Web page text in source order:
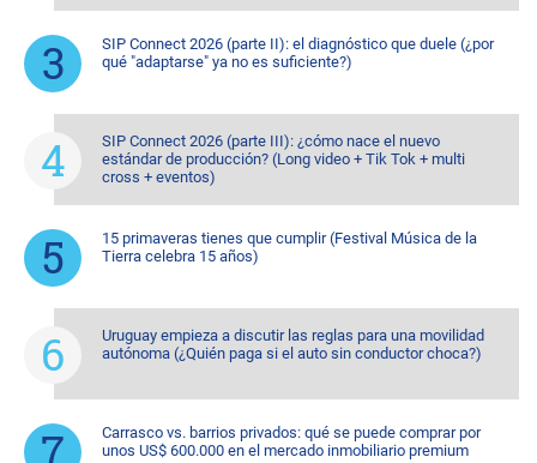
SIP Connect 2026 (parte II): el diagnóstico que duele (¿por
qué "adaptarse" ya no es suficiente?)
SIP Connect 2026 (parte III): ¿cómo nace el nuevo
estándar de producción? (Long video + Tik Tok + multi
cross + eventos)
15 primaveras tienes que cumplir (Festival Música de la
Tierra celebra 15 años)
Uruguay empieza a discutir las reglas para una movilidad
autónoma (¿Quién paga si el auto sin conductor choca?)
Carrasco vs. barrios privados: qué se puede comprar por
unos US$ 600.000 en el mercado inmobiliario premium